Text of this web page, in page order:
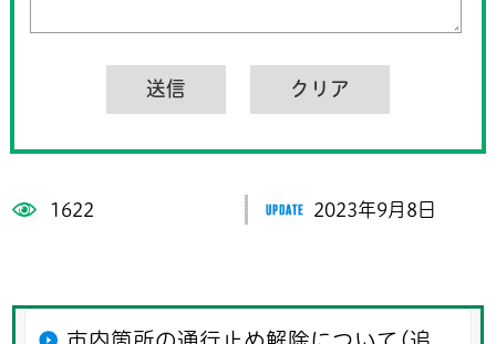
1622 2023年9月8日
市内箇所の通行止め解除について(追